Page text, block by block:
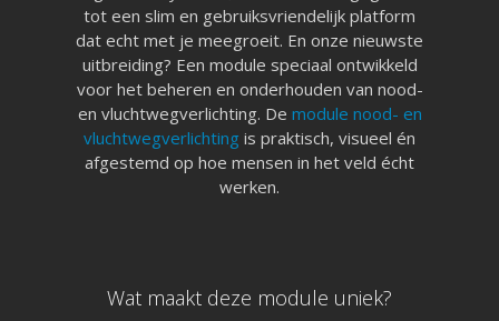
tot een slim en gebruiksvriendelijk platform
dat echt met je meegroeit. En onze nieuwste
uitbreiding? Een module speciaal ontwikkeld
voor het beheren en onderhouden van nood-
en vluchtwegverlichting. De module nood- en
vluchtwegverlichting is praktisch, visueel én
afgestemd op hoe mensen in het veld écht
werken.
Wat maakt deze module uniek?